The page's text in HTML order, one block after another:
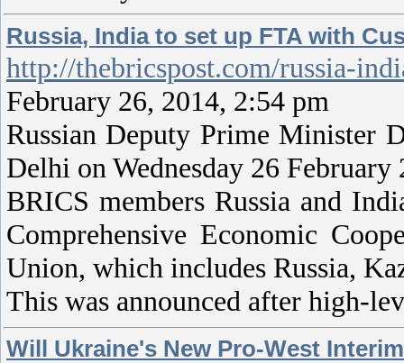
Russia, India to set up FTA with
http://thebricspost.com/russia-
February 26, 2014, 2:54 pm
Russian Deputy Prime Minister
Delhi on Wednesday 26
BRICS members Russia and
Comprehensive Economic
Union, which includes Russia,
This was announced after high-
Will Ukraine's New Pro-West